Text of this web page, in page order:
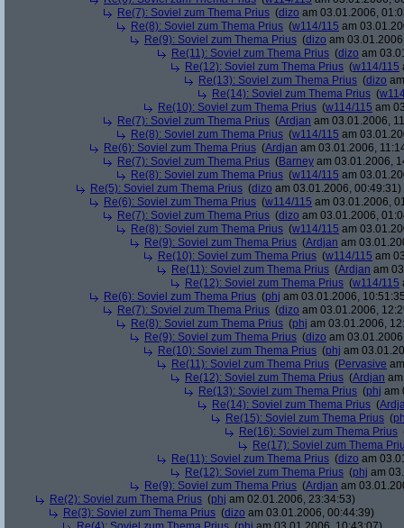
Re(7): Soviel zum Thema Prius (dizo am 03.01.2006,
Re(8): Soviel zum Thema Prius (w114/115 am
Re(9): Soviel zum Thema Prius (dizo am
Re(11): Soviel zum Thema Prius (dizo am
Re(12): Soviel zum Thema Prius (w114/115
Re(13): Soviel zum Thema Prius (dizo
Re(14): Soviel zum Thema Prius (
Re(10): Soviel zum Thema Prius (w114/115 am
Re(7): Soviel zum Thema Prius (Ardjan am 03.01.2006,
Re(8): Soviel zum Thema Prius (w114/115 am
Re(6): Soviel zum Thema Prius (Ardjan am 03.01.2006,
Re(7): Soviel zum Thema Prius (Barney am 03.01.2006,
Re(8): Soviel zum Thema Prius (w114/115 am
Re(5): Soviel zum Thema Prius (dizo am 03.01.2006, 00:49:31)
Re(6): Soviel zum Thema Prius (w114/115 am 03.01.2006,
Re(7): Soviel zum Thema Prius (dizo am 03.01.2006,
Re(8): Soviel zum Thema Prius (w114/115 am
Re(9): Soviel zum Thema Prius (Ardjan am
Re(10): Soviel zum Thema Prius (w114/115 am
Re(11): Soviel zum Thema Prius (Ardjan am
Re(12): Soviel zum Thema Prius (w114/115
Re(6): Soviel zum Thema Prius (phj am 03.01.2006,
Re(7): Soviel zum Thema Prius (dizo am 03.01.2006,
Re(8): Soviel zum Thema Prius (phj am 03.01.2006,
Re(9): Soviel zum Thema Prius (dizo am
Re(10): Soviel zum Thema Prius (phj am
Re(11): Soviel zum Thema Prius (Pervasive
Re(12): Soviel zum Thema Prius (Ardjan
Re(13): Soviel zum Thema Prius (phj am
Re(14): Soviel zum Thema Prius (
Re(15): Soviel zum Thema Prius (
Re(16): Soviel zum Thema Prius
Re(17): Soviel zum Thema
Re(11): Soviel zum Thema Prius (dizo am
Re(12): Soviel zum Thema Prius (phj am
Re(9): Soviel zum Thema Prius (Ardjan am
Re(2): Soviel zum Thema Prius (phj am 02.01.2006, 23:34:53)
Re(3): Soviel zum Thema Prius (dizo am 03.01.2006, 00:44:39)